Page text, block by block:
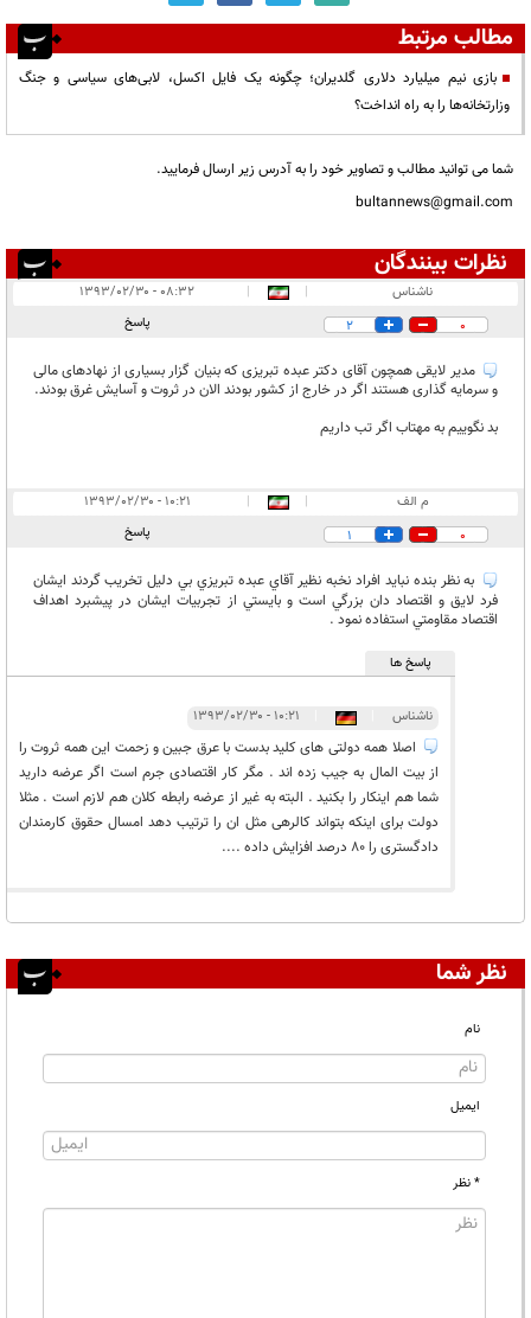
مطالب مرتبط
بازی نیم میلیارد دلاری گلدیران؛ چگونه یک فایل اکسل، لابی‌های سیاسی و جنگ
وزارتخانه‌ها را به راه انداخت؟
شما می توانید مطالب و تصاویر خود را به آدرس زیر ارسال فرمایید.
bultannews@gmail.com
نظرات بینندگان
در انتظار بررسی:
ناشناس |
|
۰۸:۳۲ - ۱۳۹۳/۰۲/۳۰
0
2 پاسخ
مدیر لایقی همچون آقای دکتر عبده تبریزی که بنیان گزار بسیاری از نهادهای مالی
و سرمایه گذاری هستند اگر در خارج از کشور بودند الان در ثروت و آسایش غرق بودند.
بد نگوییم به مهتاب اگر تب داریم
م الف |
|
۱۰:۲۱ - ۱۳۹۳/۰۲/۳۰
0
1 پاسخ
به نظر بنده نبايد افراد نخبه نظير آقاي عبده تبريزي بي دليل تخريب گردند ايشان
فرد لايق و اقتصاد دان بزرگي است و بايستي از تجربيات ايشان در پيشبرد اهداف
اقتصاد مقاومتي استفاده نمود .
پاسخ ها
ناشناس ۱۰:۲۱ - ۱۳۹۳/۰۲/۳۰
اصلا همه دولتی های کلید بدست با عرق جبین و زحمت این همه ثروت را
از بیت المال به جیب زده اند . مگر کار اقتصادی جرم است اگر عرضه دارید
شما هم اینکار را بکنید . البته به غیر از عرضه رابطه کلان هم لازم است . مثلا
دولت برای اینکه بتواند کالرهی مثل ان را ترتیب دهد امسال حقوق کارمندان
دادگستری را 80 درصد افزایش داده ....
نظر شما
نام
ایمیل
* نظر